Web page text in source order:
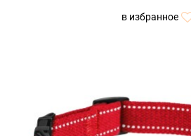
в избранное